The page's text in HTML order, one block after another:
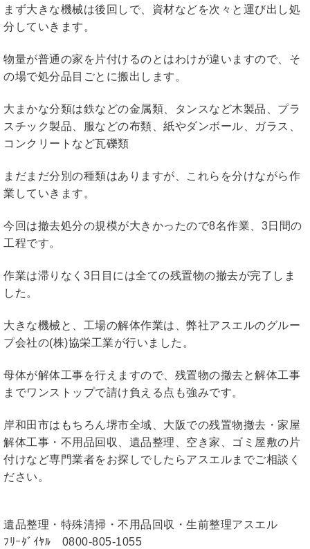
まず大きな機械は後回しで、資材などを次々と運び出し処
分していきます。
物量が普通の家を片付けるのとはわけが違いますので、そ
の場で処分品目ごとに搬出します。
大まかな分類は鉄などの金属類、タンスなど木製品、プラ
スチック製品、服などの布類、紙やダンボール、ガラス、
コンクリートなど瓦礫類
まだまだ分別の種類はありますが、これらを分けながら作
業していきます。
今回は撤去処分の規模が大きかったので8名作業、3日間の
工程です。
作業は滞りなく3日目には全ての残置物の撤去が完了しま
した。
大きな機械と、工場の解体作業は、弊社アスエルのグルー
プ会社の(株)協栄工業が行いました。
母体が解体工事を行えますので、残置物の撤去と解体工事
までワンストップで請け負える点も強みです。
岸和田市はもちろん堺市全域、大阪での残置物撤去・家屋
解体工事・不用品回収、遺品整理、空き家、ゴミ屋敷の片
付けなど専門業者をお探しでしたらアスエルまでご相談く
ださい。
遺品整理・特殊清掃・不用品回収・生前整理アスエル
ﾌﾘｰﾀﾞｲﾔﾙ 0800-805-1055